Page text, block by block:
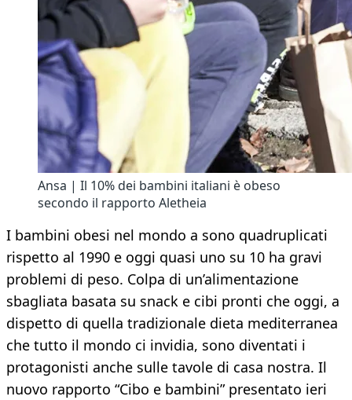
Ansa | Il 10% dei bambini italiani è obeso
secondo il rapporto Aletheia
I bambini obesi nel mondo a sono quadruplicati
rispetto al 1990 e oggi quasi uno su 10 ha gravi
problemi di peso. Colpa di un’alimentazione
sbagliata basata su snack e cibi pronti che oggi, a
dispetto di quella tradizionale dieta mediterranea
che tutto il mondo ci invidia, sono diventati i
protagonisti anche sulle tavole di casa nostra. Il
nuovo rapporto “Cibo e bambini” presentato ieri